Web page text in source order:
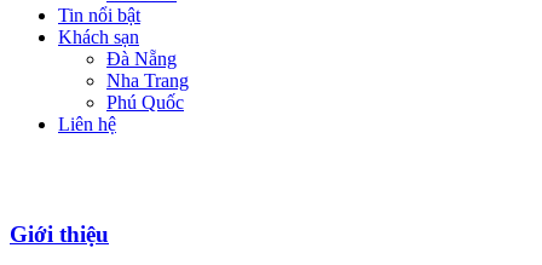
Tin nổi bật
Khách sạn
Đà Nẵng
Nha Trang
Phú Quốc
Liên hệ
Giới thiệu